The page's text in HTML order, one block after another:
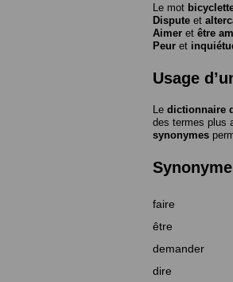
Le mot
Dispute et
Aimer et être
Peur et
Usage
Le dictionnaire
des termes plus
synonymes
faire
être
demander
dire